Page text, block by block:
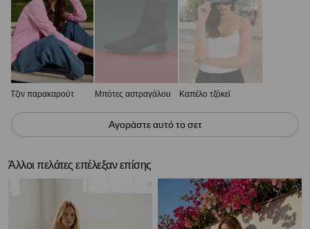
Τζιν παρακαρούτ Μπότες αστραγάλου Καπέλο τζόκεϊ
Αγοράστε αυτό το σετ
Άλλοι πελάτες επέλεξαν επίσης